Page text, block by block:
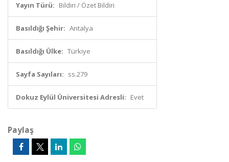
Yayın Türü: Bildiri / Özet Bildiri
Basıldığı Şehir: Antalya
Basıldığı Ülke: Türkiye
Sayfa Sayıları: ss.279
Dokuz Eylül Üniversitesi Adresli: Evet
Paylaş